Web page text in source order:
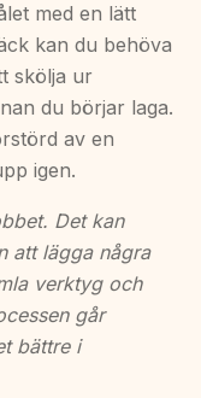
med en lätt
kan du behöva
skölja ur
du börjar laga.
av en
igen.
Det kan
att lägga några
verktyg och
går
bättre i